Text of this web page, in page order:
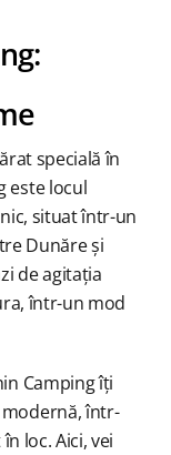
specială în
este locul
situat într-un
Dunăre și
de agitația
într-un mod
Camping îți
într-
loc. Aici, vei